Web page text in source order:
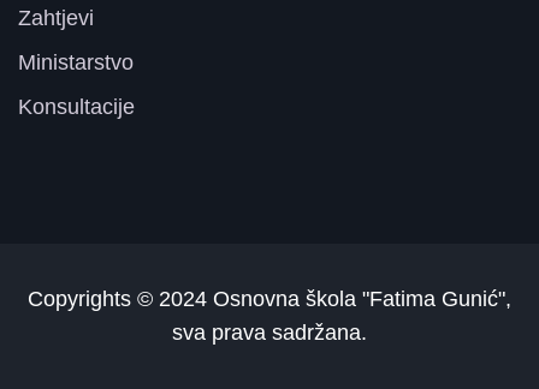
Zahtjevi
Ministarstvo
Konsultacije
Copyrights © 2024 Osnovna škola "Fatima Gunić",
sva prava sadržana.